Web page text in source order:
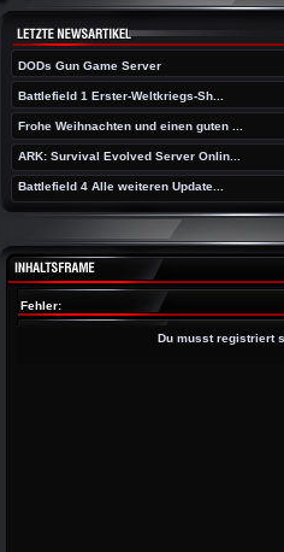
DODs Gun Game Server
Battlefield 1 Erster-Weltkriegs-Sh...
Frohe Weihnachten und einen guten ...
ARK: Survival Evolved Server Onlin...
Battlefield 4 Alle weiteren Update...
Fehler:
Du musst registriert